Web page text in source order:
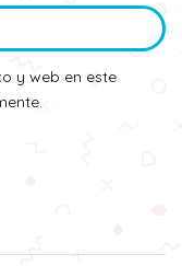
y web en este